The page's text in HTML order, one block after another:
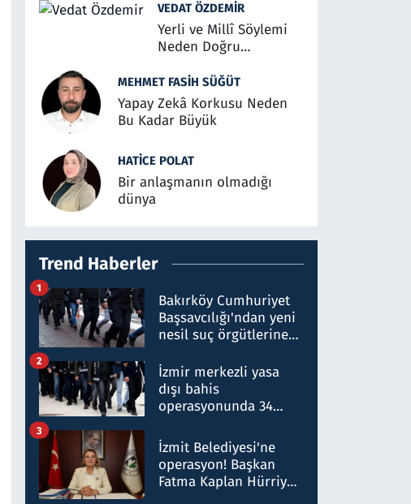
VEDAT ÖZDEMIR
Yerli ve Millî Söylemi
Neden Doğru
MEHMET FASIH SÜĞÜT
Yapay Zekâ Korkusu Neden
Bu Kadar Büyük
HATICE POLAT
Bir anlaşmanın olmadığı
dünya
Trend Haberler
Bakırköy Cumhuriyet
Başsavcılığı'ndan yeni
nesil suç örgütlerine
hakkında gözaltı kararı
1
İzmir merkezli yasa
dışı bahis
operasyonunda 34
Milyar liralık para
trafiği tespit edildi
2
İzmit Belediyesi'ne
operasyon! Başkan
Fatma Kaplan Hürriyet
3